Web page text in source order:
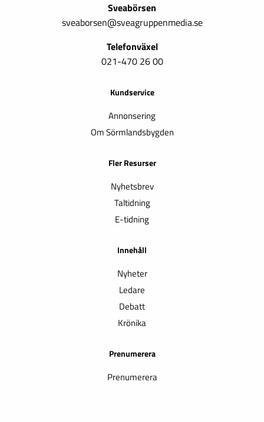
Sveabörsen
sveaborsen@sveagruppenmedia.se
Telefonväxel
021-470 26 00
Kundservice
Annonsering
Om Sörmlandsbygden
Fler Resurser
Nyhetsbrev
Taltidning
E-tidning
Innehåll
Nyheter
Ledare
Debatt
Krönika
Prenumerera
Prenumerera